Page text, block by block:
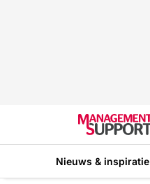
Nieuws & inspiratie